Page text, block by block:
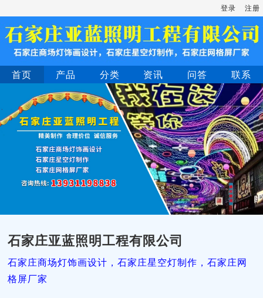
登录 注册
首页 产品 分类 资讯 问答 联系
石家庄亚蓝照明工程有限公司
石家庄商场灯饰画设计，石家庄星空灯制作，石家庄网
格屏厂家